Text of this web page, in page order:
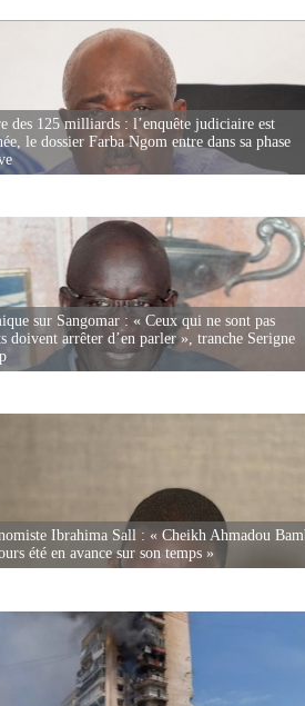
des 125 milliards : l’enquête judiciaire est
le dossier Farba Ngom entre dans sa phase
sur Sangomar : « Ceux qui ne sont pas
doivent arrêter d’en parler », tranche Serigne
Ibrahima Sall : « Cheikh Ahmadou
été en avance sur son temps »